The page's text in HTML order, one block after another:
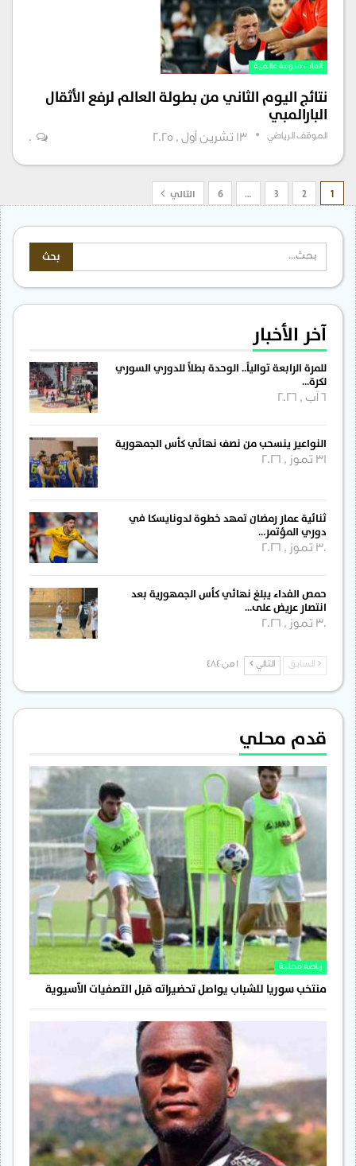
ألعاب منوعة عالمية
نتائج اليوم الثاني من بطولة العالم لرفع الأثقال
البارالمبي
الموقف الرياضي 13 تشرين أول , 2025 0
التالي
آخر الأخبار
للمرة الرابعة توالياً.. الوحدة بطلاً للدوري السوري
لكرة…
النواعير ينسحب من نصف نهائي كأس الجمهورية
31 تموز , 2026
ثنائية عمار رمضان تمهد خطوة لدونايسكا في
دوري المؤتمر…
30 تموز , 2026
حمص الفداء يبلغ نهائي كأس الجمهورية بعد
انتصار عريض على…
30 تموز , 2026
السابق التالي
قدم محلي
رياضة محلية
منتخب سوريا للشباب يواصل تحضيراته قبل التصفيات الآسيوية